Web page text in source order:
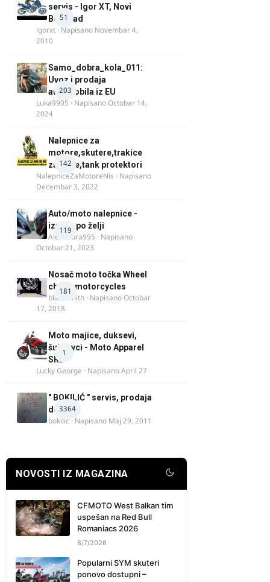
51
servis - Igor XT, Novi
Beograd
igorxt · Napisano Novembar 4,
2010
203
Samo_dobra_kola_011:
Uvoz i prodaja
automobila iz EU
Luka9905 · NapisanoOctobar 14,
2024
142
Nalepnice za
motore,skutere,trakice
za felne,tank protektori
NalepniceZaMotoreNis · Napisano
Decembar 3, 2022
119
Auto/moto nalepnice -
izrada po želji
Alexandra995 · Napisano
Octobar 21, 2023
181
Nosač moto točka Wheel
chock motorcycles
blacksmith · NapisanoOctobar
17, 2018
1
Moto majice, duksevi,
šuškavci - Moto Apparel
SRB
Lucky George · NapisanoApril 27
3364
" BOKILIĆ " servis, prodaja
delova
bokilic · Napisano Maj 29, 2011
NOVOSTI IZ MAGAZINA
CFMOTO West Balkan tim
uspešan na Red Bull
Romaniacs 2026
8/7/2026
Popularni SYM skuteri
ponovo dostupni –